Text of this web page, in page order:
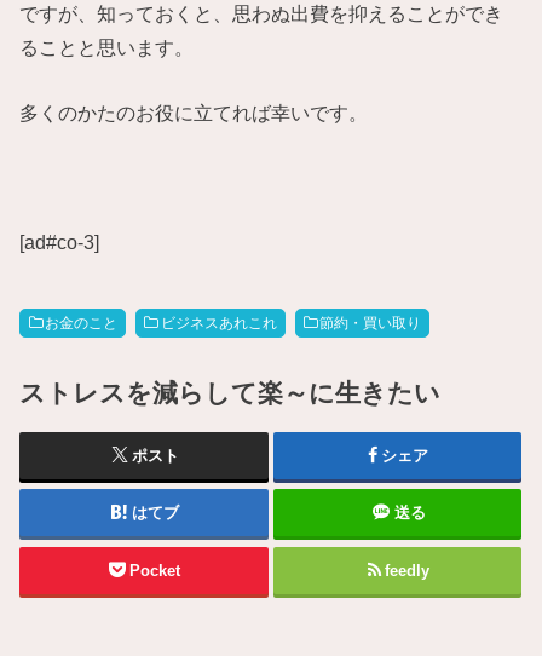
ですが、知っておくと、思わぬ出費を抑えることができ
ることと思います。
多くのかたのお役に立てれば幸いです。
[ad#co-3]
お金のこと ビジネスあれこれ 節約・買い取り
ストレスを減らして楽～に生きたい
ポスト シェア
はてブ 送る
Pocket feedly